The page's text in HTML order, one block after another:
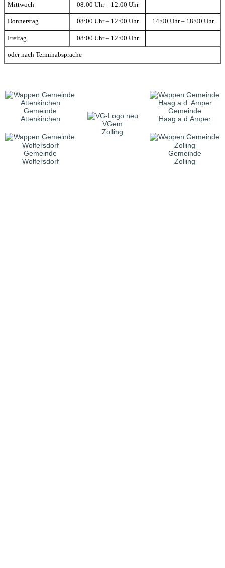
Mittwoch 08:00 Uhr – 12:00 Uhr
Donnerstag 08:00 Uhr – 12:00 Uhr 14:00 Uhr – 18:00 Uhr
Freitag 08:00 Uhr – 12:00 Uhr
oder nach Terminabsprache
Gemeinde
Attenkirchen
VGem
Zolling
Gemeinde
Haag a.d.Amper
Gemeinde
Wolfersdorf
Gemeinde
Zolling